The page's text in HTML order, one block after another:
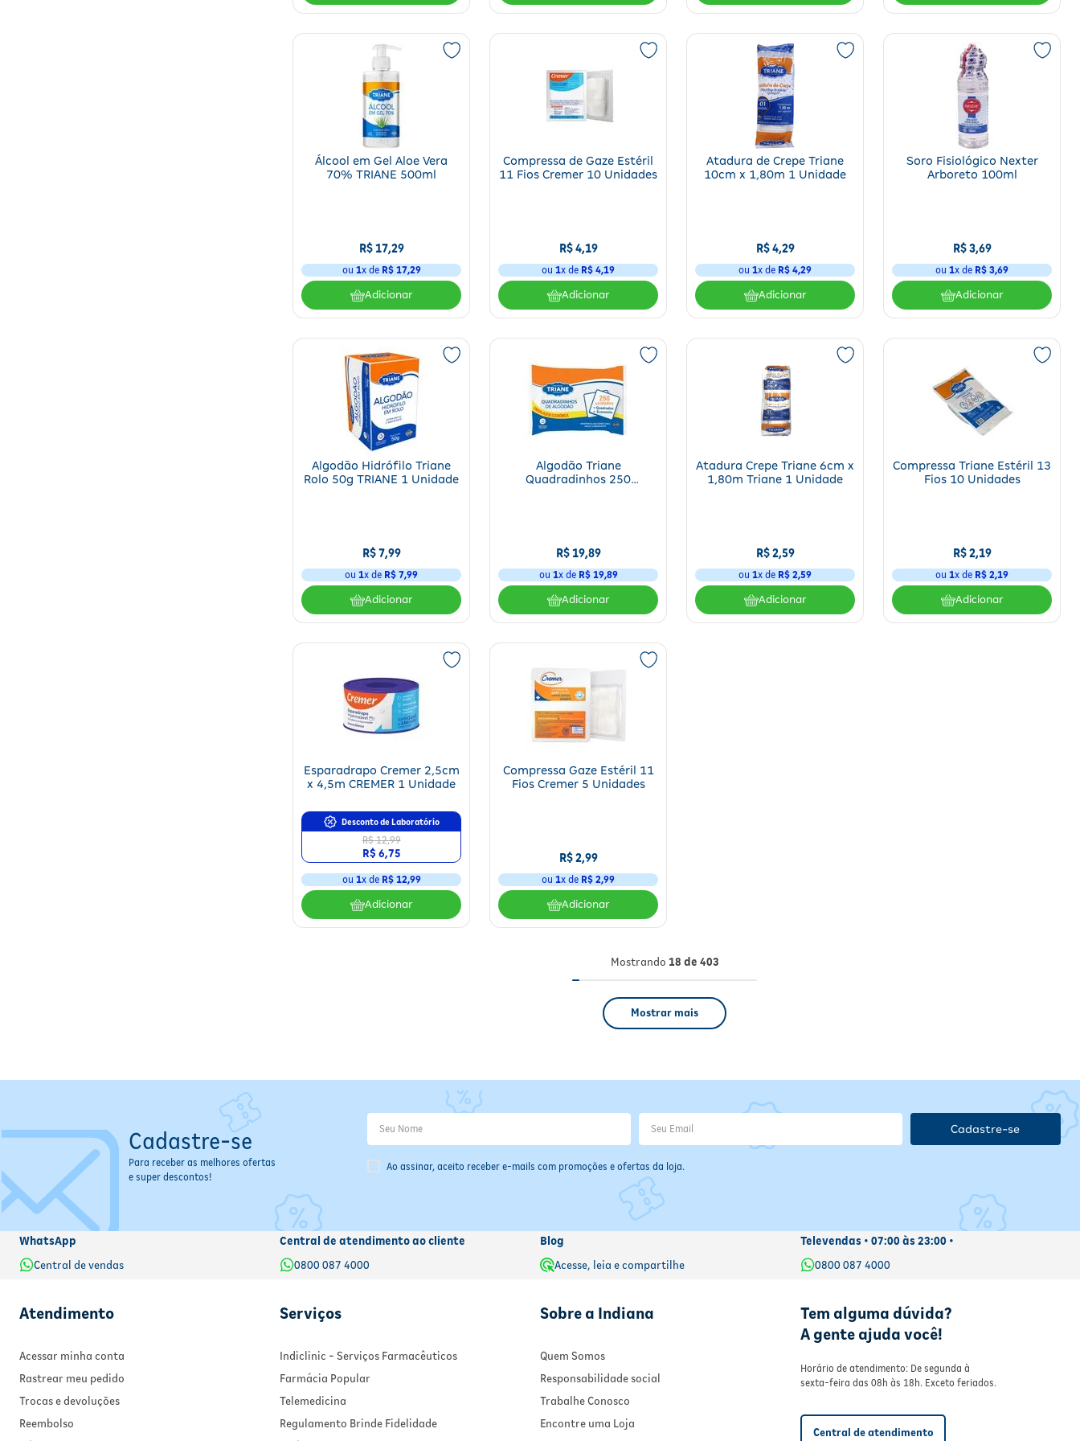
O manuseio do kit de primeiros socorros deve ser feito por pessoas que foram previamente treinadas para controlar problemas eventuais. Dessa maneira, em caso de estabelecimentos comerciais, é necessário capacitar um
grupo de empregados para que eles saibam prestar atendimento nos casos de ferimentos leves.
Confira todos os itens de saúde do nosso site e adquira aqueles que atendem a sua necessidade. São utensílios de qualidade e com o melhor custo-benefício. Aproveite também para acessar as páginas deaparelhos e testes
Álcool em Gel Aloe Vera
70% TRIANE 500ml
R$ 17,29
ou 1x de R$ 17,29
Adicionar
Compressa de Gaze Estéril
11 Fios Cremer 10 Unidades
R$ 4,19
ou 1x de R$ 4,19
Adicionar
Atadura de Crepe Triane
10cm x 1,80m 1 Unidade
R$ 4,29
ou 1x de R$ 4,29
Adicionar
Soro Fisiológico Nexter
Arboreto 100ml
R$ 3,69
ou 1x de R$ 3,69
Adicionar
Algodão Hidrófilo Triane
Rolo 50g TRIANE 1 Unidade
R$ 7,99
ou 1x de R$ 7,99
Adicionar
Algodão Triane
Quadradinhos 250
R$ 19,89
ou 1x de R$ 19,89
Adicionar
Atadura Crepe Triane 6cm x
1,80m Triane 1 Unidade
R$ 2,59
ou 1x de R$ 2,59
Adicionar
Compressa Triane Estéril 13
Fios 10 Unidades
R$ 2,19
ou 1x de R$ 2,19
Adicionar
Esparadrapo Cremer 2,5cm
x 4,5m CREMER 1 Unidade
Desconto de Laboratório
R$ 12,99
R$ 6,75
ou 1x de R$ 12,99
Adicionar
Compressa Gaze Estéril 11
Fios Cremer 5 Unidades
R$ 2,99
ou 1x de R$ 2,99
Adicionar
Mostrando 18 de 403
Mostrar mais
Cadastre-se
Para receber as melhores ofertas
e super descontos!
Ao assinar, aceito receber e-mails com promoções e ofertas da loja.
Cadastre-se
WhatsApp
Central de vendas
Central de atendimento ao cliente
0800 087 4000
Blog
Acesse, leia e compartilhe
Televendas • 07:00 às 23:00 •
0800 087 4000
Atendimento
Acessar minha conta
Rastrear meu pedido
Trocas e devoluções
Reembolso
Serviços
Indiclinic - Serviços Farmacêuticos
Farmácia Popular
Telemedicina
Regulamento Brinde Fidelidade
Sobre a Indiana
Quem Somos
Responsabilidade social
Trabalhe Conosco
Encontre uma Loja
Tem alguma dúvida?
A gente ajuda você!
Horário de atendimento: De segunda à
sexta-feira das 08h às 18h. Exceto feriados.
Central de atendimento